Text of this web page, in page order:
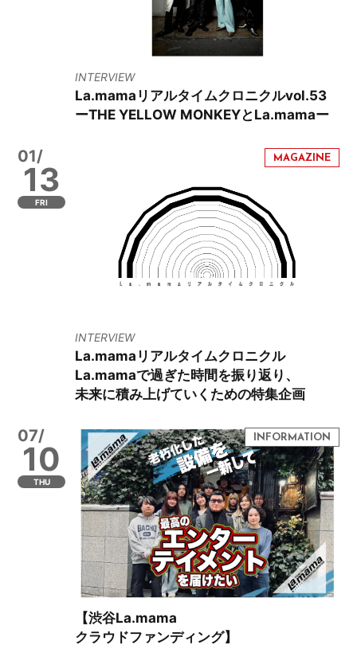
INTERVIEW
La.mamaリアルタイムクロニクルvol.53
ーTHE YELLOW MONKEYとLa.mamaー
01/
13
FRI
INTERVIEW
La.mamaリアルタイムクロニクル
La.mamaで過ぎた時間を振り返り、
未来に積み上げていくための特集企画
07/
10
THU
【渋谷La.mama
クラウドファンディング】